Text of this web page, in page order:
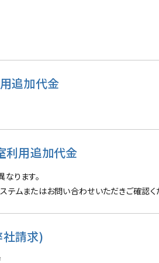
追加代金
利用追加代金
なります。
テムまたはお問い合わせいただきご確認く
請求)